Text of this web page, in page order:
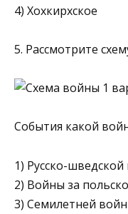
4) Хохкирхское
5. Рассмотрите
События какой
1) Русско-
2) Войны за
3) Семилетней